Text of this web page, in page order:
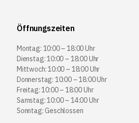
Öffnungszeiten
Montag: 10:00 – 18:00 Uhr
Dienstag: 10:00 – 18:00 Uhr
Mittwoch: 10:00 – 18:00 Uhr
Donnerstag: 10:00 – 18:00 Uhr
Freitag: 10:00 – 18:00 Uhr
Samstag: 10:00 – 14:00 Uhr
Sonntag: Geschlossen